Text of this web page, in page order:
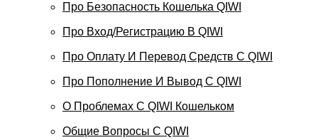
Про Безопасность Кошелька QIWI
Про Вход/регистрацию В QIWI
Про Оплату И Перевод Средств C QIWI
Про Пополнение И Вывод С QIWI
О Проблемах С QIWI Кошельком
Общие Вопросы С QIWI